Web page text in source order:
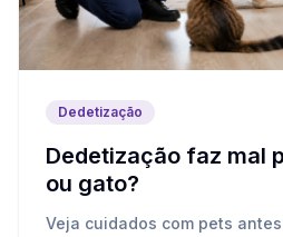
Dedetização
Dedetização faz mal
ou gato?
Veja cuidados com pets